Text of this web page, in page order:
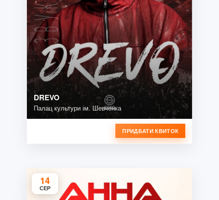
DREVO
Палац культури ім. Шевченка
ПРИДБАТИ КВИТОК
14
СЕР